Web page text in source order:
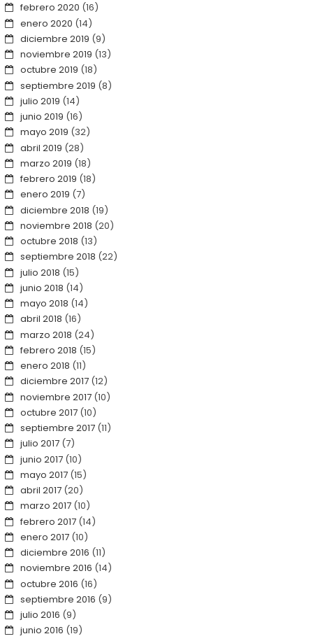
febrero 2020 (16)
enero 2020 (14)
diciembre 2019 (9)
noviembre 2019 (13)
octubre 2019 (18)
septiembre 2019 (8)
julio 2019 (14)
junio 2019 (16)
mayo 2019 (32)
abril 2019 (28)
marzo 2019 (18)
febrero 2019 (18)
enero 2019 (7)
diciembre 2018 (19)
noviembre 2018 (20)
octubre 2018 (13)
septiembre 2018 (22)
julio 2018 (15)
junio 2018 (14)
mayo 2018 (14)
abril 2018 (16)
marzo 2018 (24)
febrero 2018 (15)
enero 2018 (11)
diciembre 2017(12)
noviembre 2017(10)
octubre 2017(10)
septiembre 2017(11)
julio 2017(7)
junio 2017(10)
mayo 2017(15)
abril 2017(20)
marzo 2017(10)
febrero 2017(14)
enero 2017(10)
diciembre 2016 (11)
noviembre 2016 (14)
octubre 2016 (16)
septiembre 2016 (9)
julio 2016 (9)
junio 2016 (19)